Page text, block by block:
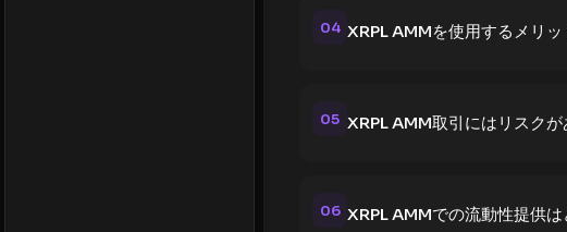
04 XRPL AMMを使用するメリッ
05 XRPL AMM取引にはリスクが
06 XRPL AMMでの流動性提供